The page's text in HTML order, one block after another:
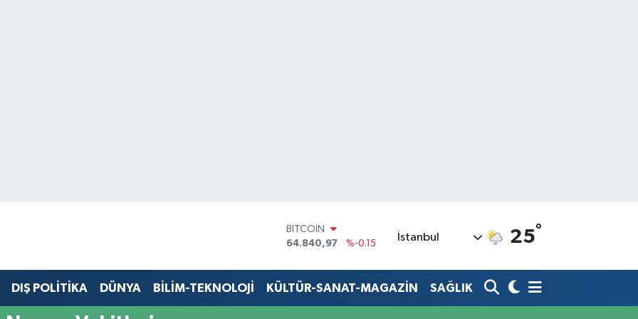
BITCOIN
64.840,97
%-0.15
47,7436
%0.18
EURO
İstanbul 25°
DIŞ POLİTİKA DÜNYA BİLİM-TEKNOLOJİ KÜLTÜR-SANAT-MAGAZİN SAĞLIK